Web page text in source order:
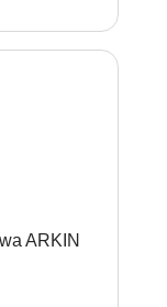
ARKIN